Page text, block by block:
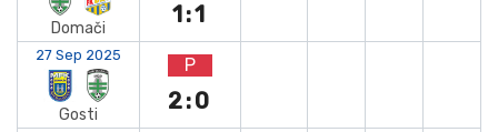
Domači
1:1
27 Sep 2025
Gosti
P
2:0